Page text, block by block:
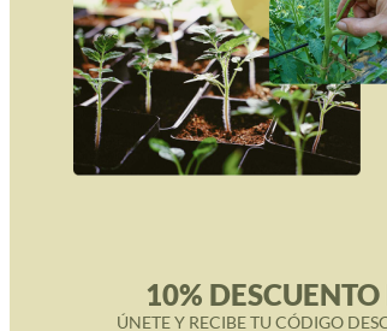
10%
ÚNETE Y RECIBE TU CÓDIGO